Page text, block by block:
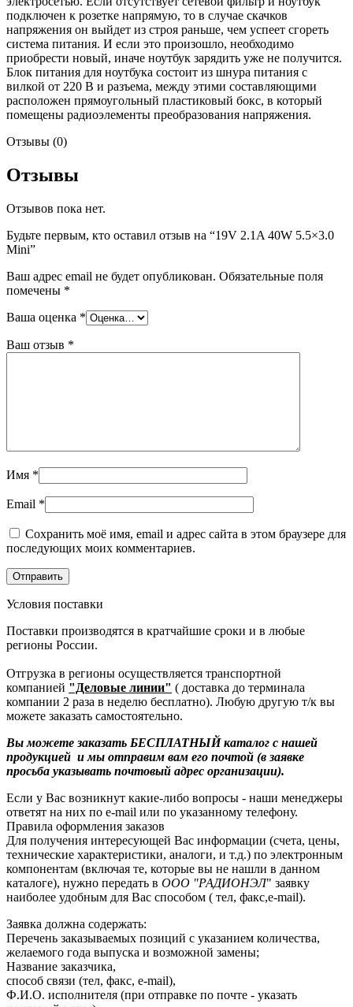
подключен к розетке напрямую, то в случае скачков
напряжения он выйдет из строя раньше, чем успеет сгореть
система питания. И если это произошло, необходимо
приобрести новый, иначе ноутбук зарядить уже не получится.
Блок питания для ноутбука состоит из шнура питания с
вилкой от 220 В и разъема, между этими составляющими
расположен прямоугольный пластиковый бокс, в который
помещены радиоэлементы преобразования напряжения.
Отзывы (0)
Отзывы
Отзывов пока нет.
Будьте первым, кто оставил отзыв на “19V 2.1A 40W 5.5×3.0
Mini”
Ваш адрес email не будет опубликован. Обязательные поля
помечены *
Ваша оценка *
Ваш отзыв *
Имя *
Email *
Сохранить моё имя, email и адрес сайта в этом браузере для
последующих моих комментариев.
Условия поставки
Поставки производятся в кратчайшие сроки и в любые
регионы России.
Отгрузка в регионы осуществляется транспортной
компанией "Деловые линии" ( доставка до терминала
компании 2 раза в неделю бесплатно). Любую другую т/к вы
можете заказать самостоятельно.
Вы можете заказать БЕСПЛАТНЫЙ каталог с нашей
продукцией и мы отправим вам его почтой (в заявке
просьба указывать почтовый адрес организации).
Если у Вас возникнут какие-либо вопросы - наши менеджеры
ответят на них по e-mail или по указанному телефону.
Правила оформления заказов
Для получения интересующей Вас информации (счета, цены,
технические характеристики, аналоги, и т.д.) по электронным
компонентам (включая те, которые вы не нашли в данном
каталоге), нужно передать в ООО "РАДИОНЭЛ" заявку
наиболее удобным для Вас способом ( тел, факс,e-mail).
Заявка должна содержать:
Перечень заказываемых позиций с указанием количества,
желаемого года выпуска и возможной замены;
Название заказчика,
способ связи (тел, факс, e-mail),
Ф.И.О. исполнителя (при отправке по почте - указать